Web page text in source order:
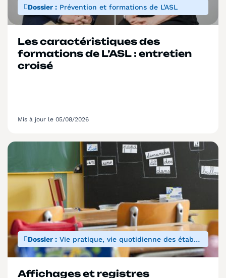
Dossier : Prévention et formations de L’ASL
Les caractéristiques des
formations de L’ASL : entretien
croisé
Mis à jour le 05/08/2026
Dossier : Vie pratique, vie quotidienne des établissements scolaires
Affichages et registres